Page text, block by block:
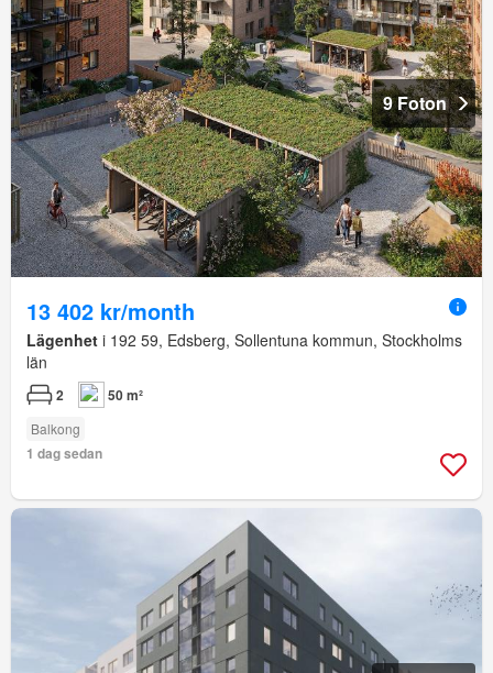
9 Foton
13 402 kr/month
Lägenhet i 192 59, Edsberg, Sollentuna kommun, Stockholms
län
2 50 m²
Balkong
1 dag sedan